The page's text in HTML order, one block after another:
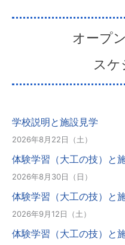
オープ
スケ
学校説明と施設見学
2026年8月22日（土）
体験学習（大工の技）と
2026年8月30日（日）
体験学習（大工の技）と
2026年9月12日（土）
体験学習（大工の技）と